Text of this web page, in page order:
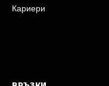
Кариери